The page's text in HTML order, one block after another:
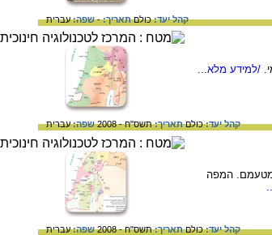
קהל יעד:כולםתאריך:-שפה:עברית
/למידע מלא...
קהל יעד:כולםתאריך:תשס"ח - 2008 שפה:עברית
מטעמם. המפה
קהל יעד:כולםתאריך:תשס"ח - 2008 שפה:עברית